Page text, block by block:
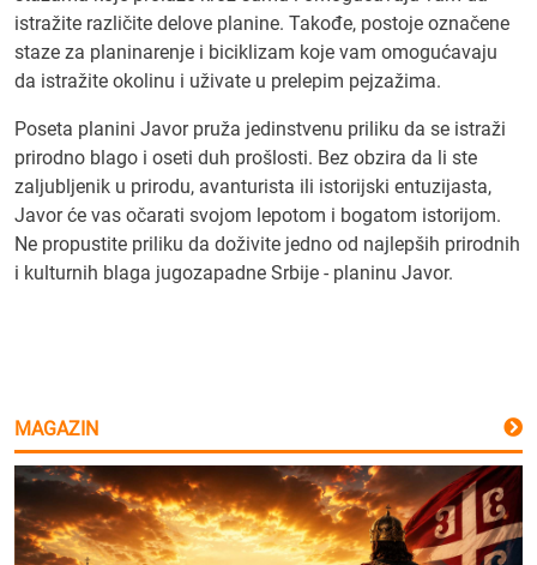
istražite različite delove planine. Takođe, postoje označene
staze za planinarenje i biciklizam koje vam omogućavaju
da istražite okolinu i uživate u prelepim pejzažima.
Poseta planini Javor pruža jedinstvenu priliku da se istraži
prirodno blago i oseti duh prošlosti. Bez obzira da li ste
zaljubljenik u prirodu, avanturista ili istorijski entuzijasta,
Javor će vas očarati svojom lepotom i bogatom istorijom.
Ne propustite priliku da doživite jedno od najlepših prirodnih
i kulturnih blaga jugozapadne Srbije - planinu Javor.
MAGAZIN